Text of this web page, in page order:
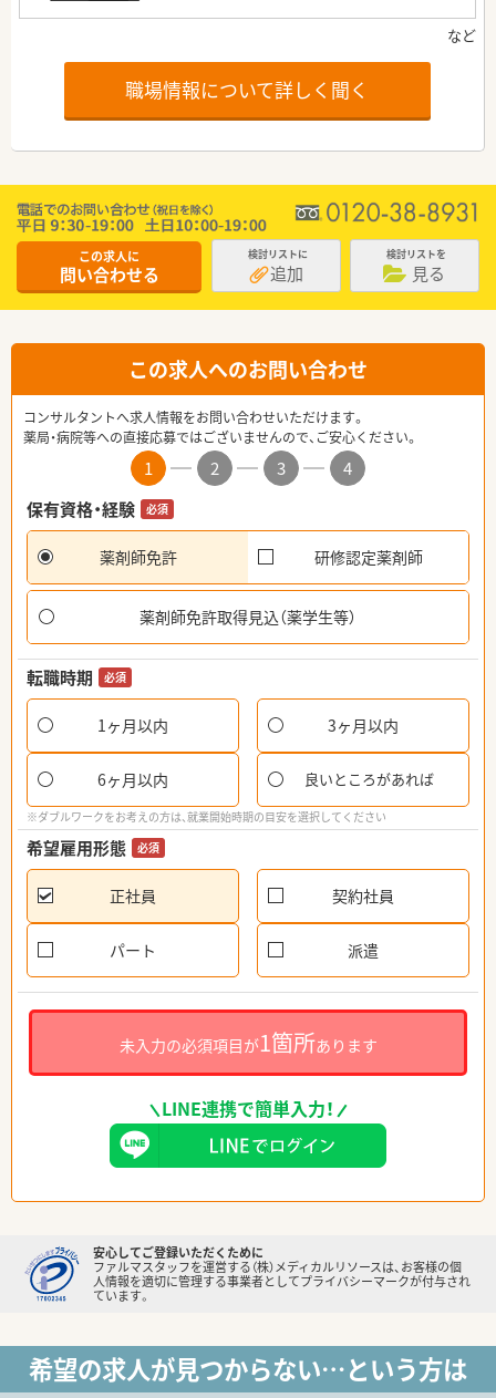
職場情報について詳しく聞く
この求人に
問い合わせる
検討リストに
追加
検討リストを
見る
この求人へのお問い合わせ
コンサルタントへ求人情報をお問い合わせいただけます。
薬局・病院等への直接応募ではございませんので、ご安心ください。
1 2 3
4
保有資格・経験
必須
薬剤師免許 研修認定薬剤師
薬剤師免許取得見込（薬学生等）
転職時期 必須
1ヶ月以内 3ヶ月以内
6ヶ月以内 良いところがあれば
※ダブルワークをお考えの方は、就業開始時期の目安を選択してください
希望雇用形態 必須
正社員 契約社員
パート 派遣
未入力の必須項目が1箇所あります
LINE連携で簡単入力！
安心してご登録いただくために
ファルマスタッフを運営する（株）メディカルリソースは、お客様の個
人情報を適切に管理する事業者としてプライバシーマークが付与され
ています。
希望の求人が見つからない…という方は